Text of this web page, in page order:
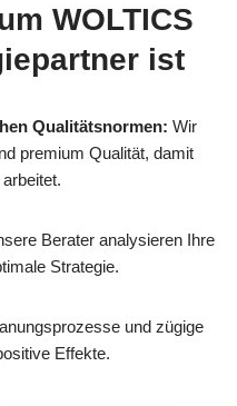
WOLTICS
ist
Qualitätsnormen: Wir
premium Qualität, damit
Berater analysieren Ihre
Strategie.
und zügige
Effekte.